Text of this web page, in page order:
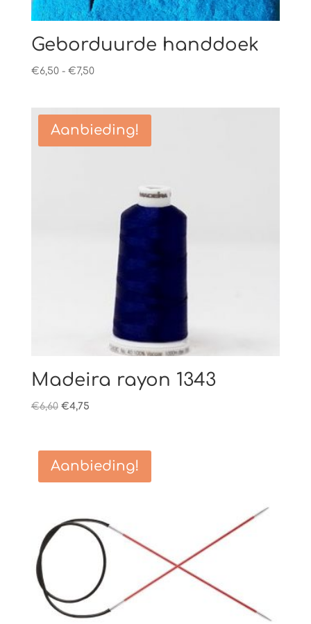
Geborduurde handdoek
€6,50 - € 7,50Prijsklasse:
Aanbieding!
Madeira rayon 1343
€6,60 Oorspronkelijke
€6,60.
€4,75Huidige
€4,75.
Aanbieding!